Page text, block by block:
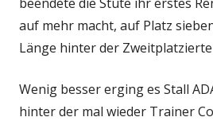
auf mehr macht, auf Platz
Länge hinter der
Wenig besser erging es Stall
hinter der mal wieder Trainer